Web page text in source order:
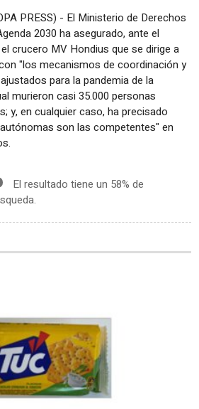
PRESS) - El Ministerio de Derechos
2030 ha asegurado, ante el
crucero MV Hondius que se dirige a
"los mecanismos de coordinación y
para la pandemia de la
murieron casi 35.000 personas
y, en cualquier caso, ha precisado
son las competentes" en
El resultado tiene un 58% de